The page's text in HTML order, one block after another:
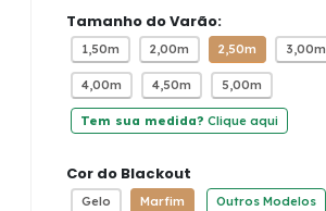
Tamanho do Varão:
1,50m 2,00m 2,50m 3,00m
4,00m 4,50m 5,00m
Tem sua medida? Clique aqui
Cor do Blackout
Gelo Marfim Outros Modelos